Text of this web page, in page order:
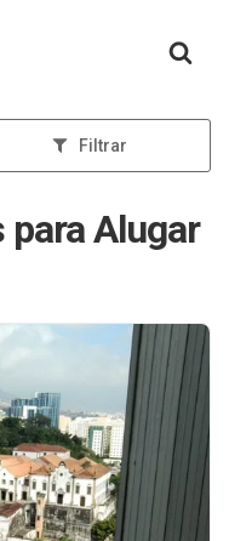
Filtrar
Alugar